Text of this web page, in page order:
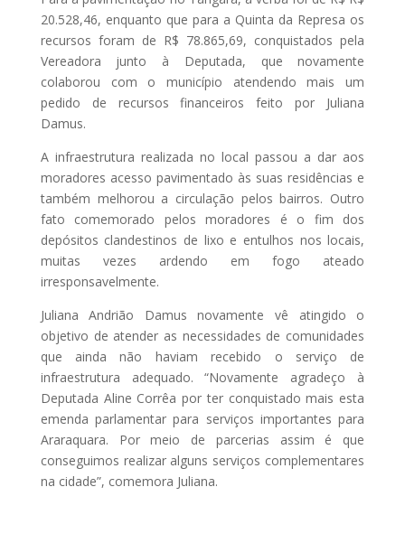
20.528,46, enquanto que para a Quinta da Represa os
recursos foram de R$ 78.865,69, conquistados pela
Vereadora junto à Deputada, que novamente
colaborou com o município atendendo mais um
pedido de recursos financeiros feito por Juliana
Damus.
A infraestrutura realizada no local passou a dar aos
moradores acesso pavimentado às suas residências e
também melhorou a circulação pelos bairros. Outro
fato comemorado pelos moradores é o fim dos
depósitos clandestinos de lixo e entulhos nos locais,
muitas vezes ardendo em fogo ateado
irresponsavelmente.
Juliana Andrião Damus novamente vê atingido o
objetivo de atender as necessidades de comunidades
que ainda não haviam recebido o serviço de
infraestrutura adequado. “Novamente agradeço à
Deputada Aline Corrêa por ter conquistado mais esta
emenda parlamentar para serviços importantes para
Araraquara. Por meio de parcerias assim é que
conseguimos realizar alguns serviços complementares
na cidade”, comemora Juliana.